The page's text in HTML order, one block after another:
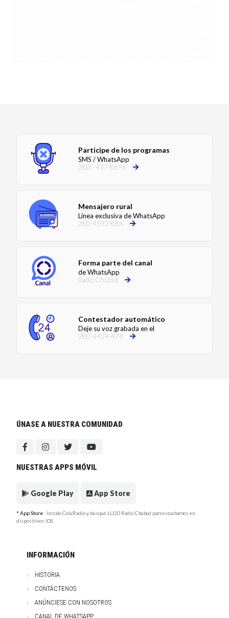
Participe de los programas
SMS / WhatsApp
280 - 437-8696
Mensajero rural
Línea exclusiva de WhatsApp
280-4592-884
Forma parte del canal
de WhatsApp
Radio Chubut
Contestador automático
Deje su voz grabada en el
280-4424-476
ÚNASE A NUESTRA COMUNIDAD
NUESTRAS APPS MÓVIL
Google Play App Store
* App Store- Instale CeluRadio y busque LU20 Radio Chubut para escucharnos en
dispositivos iOS
INFORMACIÓN
HISTORIA
CONTÁCTENOS
ANÚNCIESE CON NOSOTROS
CANAL DE WHATSAPP